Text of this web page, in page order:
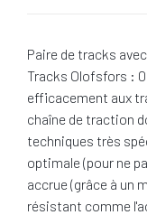
Paire de tracks
Tracks Olofsfors :
efficacement aux
chaîne de traction
techniques très
optimale (pour ne
accrue (grâce à un
résistant comme